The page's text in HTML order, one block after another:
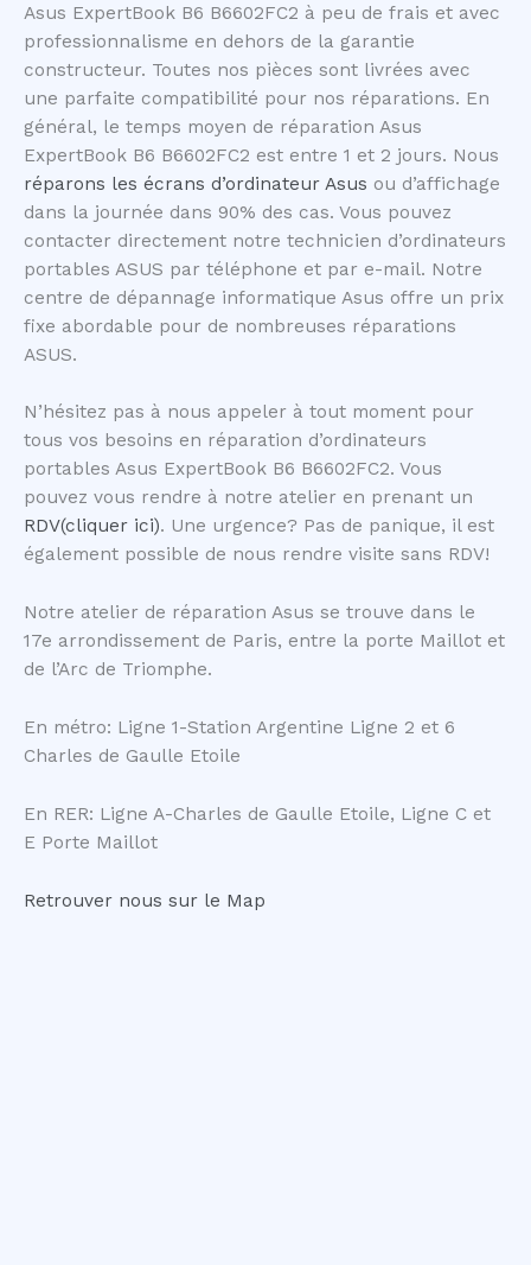
Asus ExpertBook B6 B6602FC2 à peu de frais et avec
professionnalisme en dehors de la garantie
constructeur. Toutes nos pièces sont livrées avec
une parfaite compatibilité pour nos réparations. En
général, le temps moyen de réparation Asus
ExpertBook B6 B6602FC2 est entre 1 et 2 jours. Nous
réparons les écrans d’ordinateur Asus ou d’affichage
dans la journée dans 90% des cas. Vous pouvez
contacter directement notre technicien d’ordinateurs
portables ASUS par téléphone et par e-mail. Notre
centre de dépannage informatique Asus offre un prix
fixe abordable pour de nombreuses réparations
ASUS.
N’hésitez pas à nous appeler à tout moment pour
tous vos besoins en réparation d’ordinateurs
portables Asus ExpertBook B6 B6602FC2. Vous
pouvez vous rendre à notre atelier en prenant un
RDV(cliquer ici). Une urgence? Pas de panique, il est
également possible de nous rendre visite sans RDV!
Notre atelier de réparation Asus se trouve dans le
17e arrondissement de Paris, entre la porte Maillot et
de l’Arc de Triomphe.
En métro: Ligne 1-Station Argentine Ligne 2 et 6
Charles de Gaulle Etoile
En RER: Ligne A-Charles de Gaulle Etoile, Ligne C et
E Porte Maillot
Retrouver nous sur le Map